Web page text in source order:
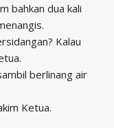
bahkan dua kali
Kalau
berlinang air
Ketua.